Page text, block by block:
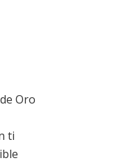
Oro
ti